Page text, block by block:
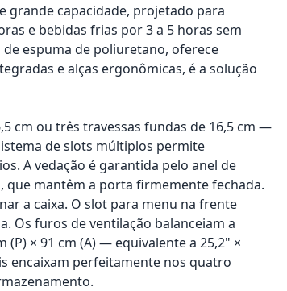
grande capacidade, projetado para
e bebidas frias por 3 a 5 horas sem
espuma de poliuretano, oferece
e alças ergonômicas, é a solução
cm ou três travessas fundas de 16,5 cm —
de slots múltiplos permite
A vedação é garantida pelo anel de
mantêm a porta firmemente fechada.
a caixa. O slot para menu na frente
Os furos de ventilação balanceiam a
× 91 cm (A) — equivalente a 25,2" ×
encaixam perfeitamente nos quatro